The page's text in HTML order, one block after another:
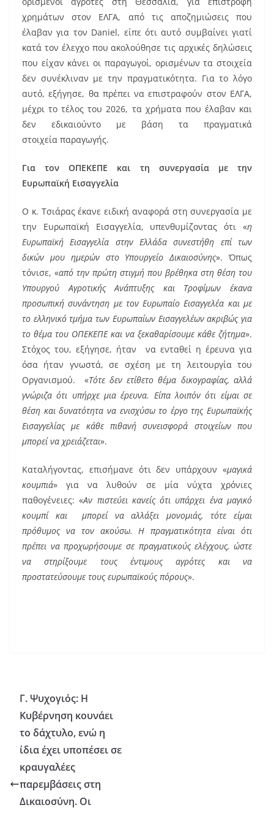
χρημάτων στον ΕΛΓΑ, από τις αποζημιώσεις που
έλαβαν για τον Daniel, είπε ότι αυτό συμβαίνει γιατί
κατά τον έλεγχο που ακολούθησε τις αρχικές δηλώσεις
που είχαν κάνει οι παραγωγοί, ορισμένων τα στοιχεία
δεν συνέκλιναν με την πραγματικότητα. Για το λόγο
αυτό, εξήγησε, θα πρέπει να επιστραφούν στον ΕΛΓΑ,
μέχρι το τέλος του 2026, τα χρήματα που έλαβαν και
δεν εδικαιούντο με βάση τα πραγματικά
στοιχεία παραγωγής.
Για τον ΟΠΕΚΕΠΕ και τη συνεργασία με την
Ευρωπαϊκή Εισαγγελία
Ο κ. Τσιάρας έκανε ειδική αναφορά στη συνεργασία με
την Ευρωπαϊκή Εισαγγελία, υπενθυμίζοντας ότι «η
Ευρωπαϊκή Εισαγγελία στην Ελλάδα συνεστήθη επί των
δικών μου ημερών στο Υπουργείο Δικαιοσύνης». Όπως
τόνισε, «από την πρώτη στιγμή που βρέθηκα στη θέση του
Υπουργού Αγροτικής Ανάπτυξης και Τροφίμων έκανα
προσωπική συνάντηση με τον Ευρωπαίο Εισαγγελέα και με
το ελληνικό τμήμα των Ευρωπαίων Εισαγγελέων ακριβώς για
το θέμα του ΟΠΕΚΕΠΕ και να ξεκαθαρίσουμε κάθε ζήτημα».
Στόχος του, εξήγησε, ήταν να ενταθεί η έρευνα για
όσα ήταν γνωστά, σε σχέση με τη λειτουργία του
Οργανισμού. «Τότε δεν ετίθετο θέμα δικογραφίας, αλλά
γνώριζα ότι υπήρχε μια έρευνα. Είπα λοιπόν ότι είμαι σε
θέση και δυνατότητα να ενισχύσω το έργο της Ευρωπαϊκής
Εισαγγελίας με κάθε πιθανή συνεισφορά στοιχείων που
μπορεί να χρειάζεται».
Καταλήγοντας, επισήμανε ότι δεν υπάρχουν «μαγικά
κουμπιά» για να λυθούν σε μία νύχτα χρόνιες
παθογένειες: «Αν πιστεύει κανείς ότι υπάρχει ένα μαγικό
κουμπί και μπορεί να αλλάξει μονομιάς, τότε είμαι
πρόθυμος να τον ακούσω. Η πραγματικότητα είναι ότι
πρέπει να προχωρήσουμε σε πραγματικούς ελέγχους, ώστε
να στηρίξουμε τους έντιμους αγρότες και να
προστατεύσουμε τους ευρωπαϊκούς πόρους».
Γ. Ψυχογιός: Η
Κυβέρνηση κουνάει
το δάχτυλο, ενώ η
ίδια έχει υποπέσει σε
κραυγαλέες
παρεμβάσεις στη
Δικαιοσύνη. Οι